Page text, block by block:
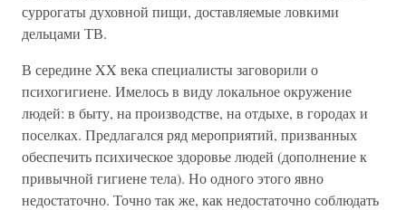
суррогаты духовной пищи, доставляемые ловкими
дельцами ТВ.
В середине XX века специалисты заговорили о
психогигиене. Имелось в виду локальное окружение
людей: в быту, на производстве, на отдыхе, в городах и
поселках. Предлагался ряд мероприятий, призванных
обеспечить психическое здоровье людей (дополнение к
привычной гигиене тела). Но одного этого явно
недостаточно. Точно так же, как недостаточно соблюдать